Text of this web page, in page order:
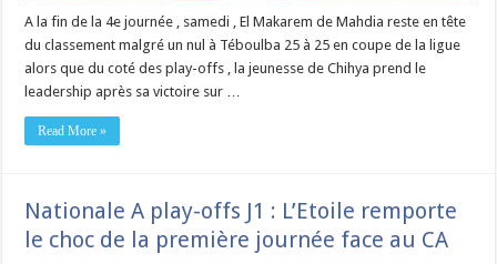
A la fin de la 4e journée , samedi , El Makarem de Mahdia reste en tête
du classement malgré un nul à Téboulba 25 à 25 en coupe de la ligue
alors que du coté des play-offs , la jeunesse de Chihya prend le
leadership après sa victoire sur …
Read More »
Nationale A play-offs J1 : L’Etoile remporte
le choc de la première journée face au CA